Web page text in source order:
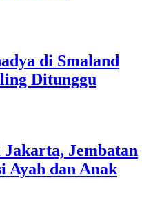
di Smaland
Ditunggu
Jembatan
Ayah dan Anak